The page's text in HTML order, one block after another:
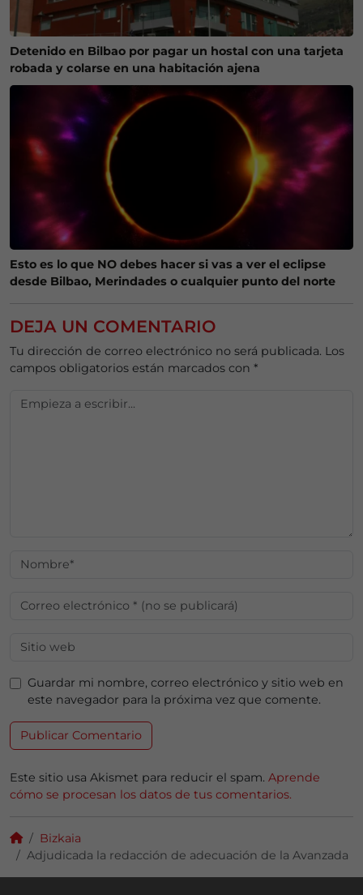
Detenido en Bilbao por pagar un hostal con una tarjeta
robada y colarse en una habitación ajena
Esto es lo que NO debes hacer si vas a ver el eclipse
desde Bilbao, Merindades o cualquier punto del norte
DEJA UN COMENTARIO
Tu dirección de correo electrónico no será publicada. Los
campos obligatorios están marcados con *
Guardar mi nombre, correo electrónico y sitio web en
este navegador para la próxima vez que comente.
Este sitio usa Akismet para reducir el spam. Aprende
cómo se procesan los datos de tus comentarios.
Bizkaia
Adjudicada la redacción de adecuación de la Avanzada